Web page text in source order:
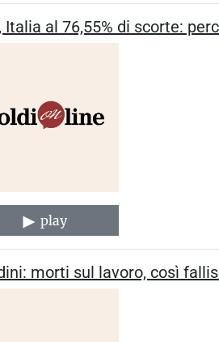
Italia al 76,55% di scorte:
play
morti sul lavoro, così